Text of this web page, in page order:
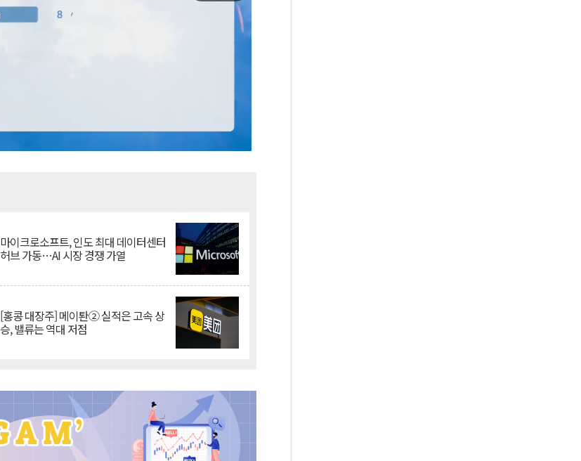
마이크로소프트, 인도 최대 데이터센터
허브 가동…AI 시장 경쟁 가열
[홍콩 대장주] 메이퇀② 실적은 고속 상
승, 밸류는 역대 저점